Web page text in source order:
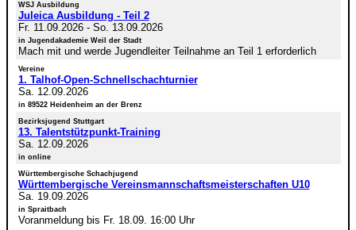
WSJ Ausbildung
Juleica Ausbildung - Teil 2
Fr. 11.09.2026- So. 13.09.2026
in Jugendakademie Weil der Stadt
Mach mit und werde Jugendleiter Teilnahme an Teil 1 erforderlich
Vereine
1. Talhof-Open-Schnellschachturnier
Sa. 12.09.2026
in 89522 Heidenheim an der Brenz
Bezirksjugend Stuttgart
13. Talentstützpunkt-Training
Sa. 12.09.2026
in online
Württembergische Schachjugend
Württembergische Vereinsmannschaftsmeisterschaften U10
Sa. 19.09.2026
in Spraitbach
Voranmeldung bis Fr. 18.09. 16:00 Uhr